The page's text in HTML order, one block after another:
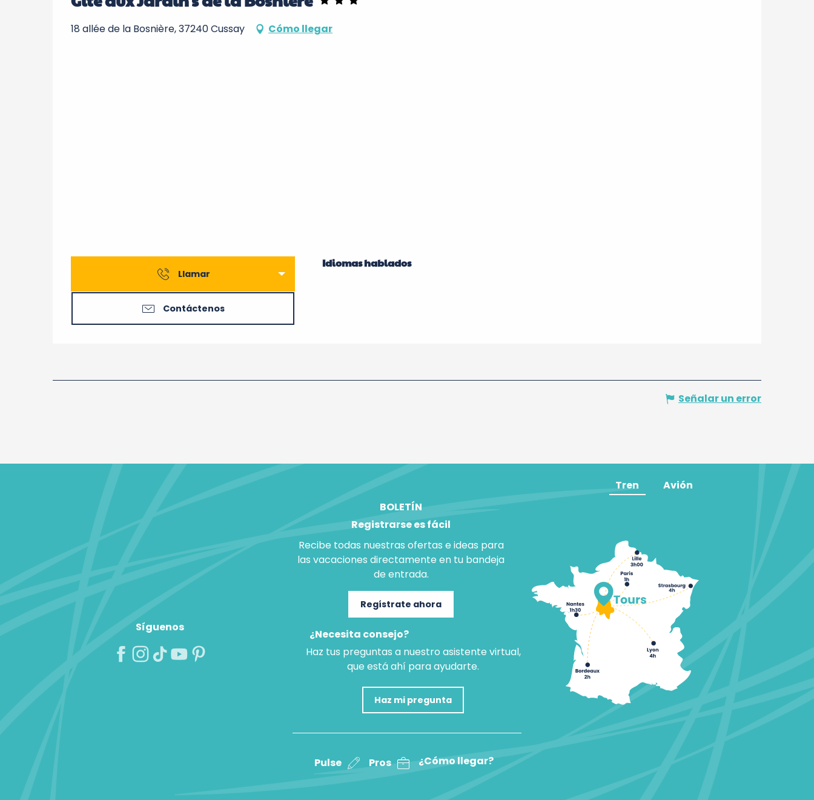
18 allée de la Bosnière, 37240 Cussay Cómo llegar
Llamar
Contáctenos
Idiomas hablados
Idiomas hablados
Señalar un error
Síguenos
BOLETÍN
Registrarse es fácil
Recibe todas nuestras ofertas e ideas para
las vacaciones directamente en tu bandeja
de entrada.
Regístrate ahora
¿Necesita consejo?
Haz tus preguntas a nuestro asistente virtual,
que está ahí para ayudarte.
Haz mi pregunta
Pulse Pros ¿Cómo llegar?
Tren Avión